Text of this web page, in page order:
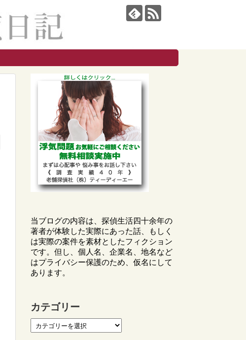
当ブログの内容は、探偵生活四十余年の
著者が体験した実際にあった話、もしく
は実際の案件を素材としたフィクション
です。但し、個人名、企業名、地名など
はプライバシー保護のため、仮名にして
あります。
カテゴリー